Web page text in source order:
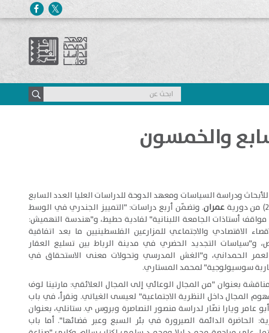
والخمسون
ودراسة السياسات ومعهد الدوحة للدراسات العليا العدد السابع
عمران. وتضمّن أربع دراسات: "التمييز الجندري في الوسط
أستاذات الجامعة اللبنانية" لفادية حطيط، و"هندسة التهميش:
الاقتصادي والاجتماعي للمزارعين الفلسطينيين ما بعد اتفاقية
و"سياسات التجديد الحضري في مدينة الرباط بين تسليع العقار
لعمر الحمداني، و"الغش المدرسي وتحولات معنى الاستحقاق في
سوسيولوجية" لمحمد المستاري.
بعنوان "من المجال الوعائي إلى المجال العلائقي: مارتينا لوف
المجال داخل النظرية الاجتماعية" لعيسى الغياتي. ونقرأ، في باب
عامر ويارا نصّار لدراسة منصور النصاصرة وبروس ي. ستانلي، بعنوان
الحاضرة الدائمة الصيرورة في بئر السبع وعبر فضائها". أما باب